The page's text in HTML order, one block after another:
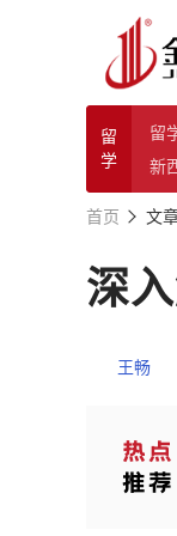
留
学
留
新
首页 文
深
王畅